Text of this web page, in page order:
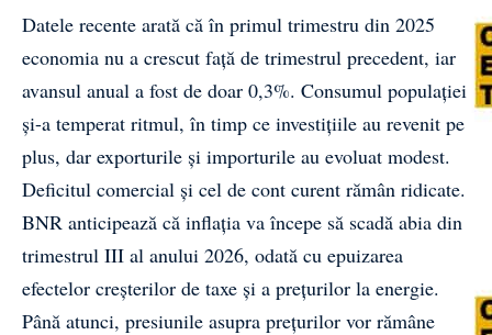
Datele recente arată că în primul trimestru din 2025
economia nu a crescut față de trimestrul precedent, iar
avansul anual a fost de doar 0,3%. Consumul populației
și-a temperat ritmul, în timp ce investițiile au revenit pe
plus, dar exporturile și importurile au evoluat modest.
Deficitul comercial și cel de cont curent rămân ridicate.
BNR anticipează că inflația va începe să scadă abia din
trimestrul III al anului 2026, odată cu epuizarea
efectelor creșterilor de taxe și a prețurilor la energie.
Până atunci, presiunile asupra prețurilor vor rămâne